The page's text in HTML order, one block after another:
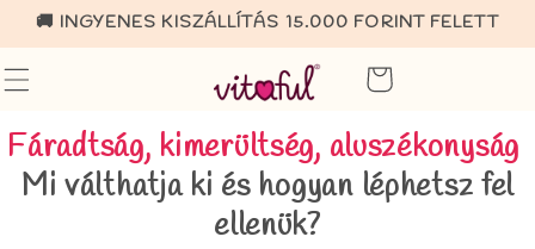
Ugrás a
🚚 INGYENES KISZÁLLÍTÁS 15.000 FORINT FELETT
Fáradtság, kimerültség, aluszékonyság
Mi válthatja ki és hogyan léphetsz fel
ellenük?